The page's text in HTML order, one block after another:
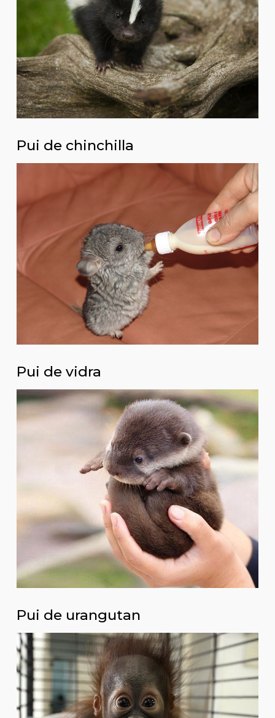
Pui de chinchilla
Pui de vidra
Pui de urangutan